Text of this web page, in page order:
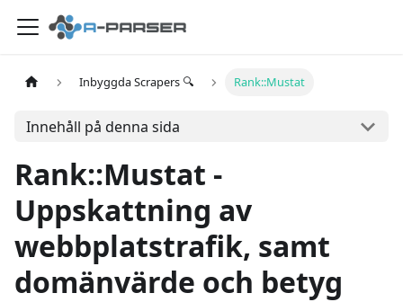
Inbyggda Scrapers 🔍 Rank::Mustat
Innehåll på denna sida
Rank::Mustat -
Uppskattning av
webbplatstrafik, samt
domänvärde och betyg